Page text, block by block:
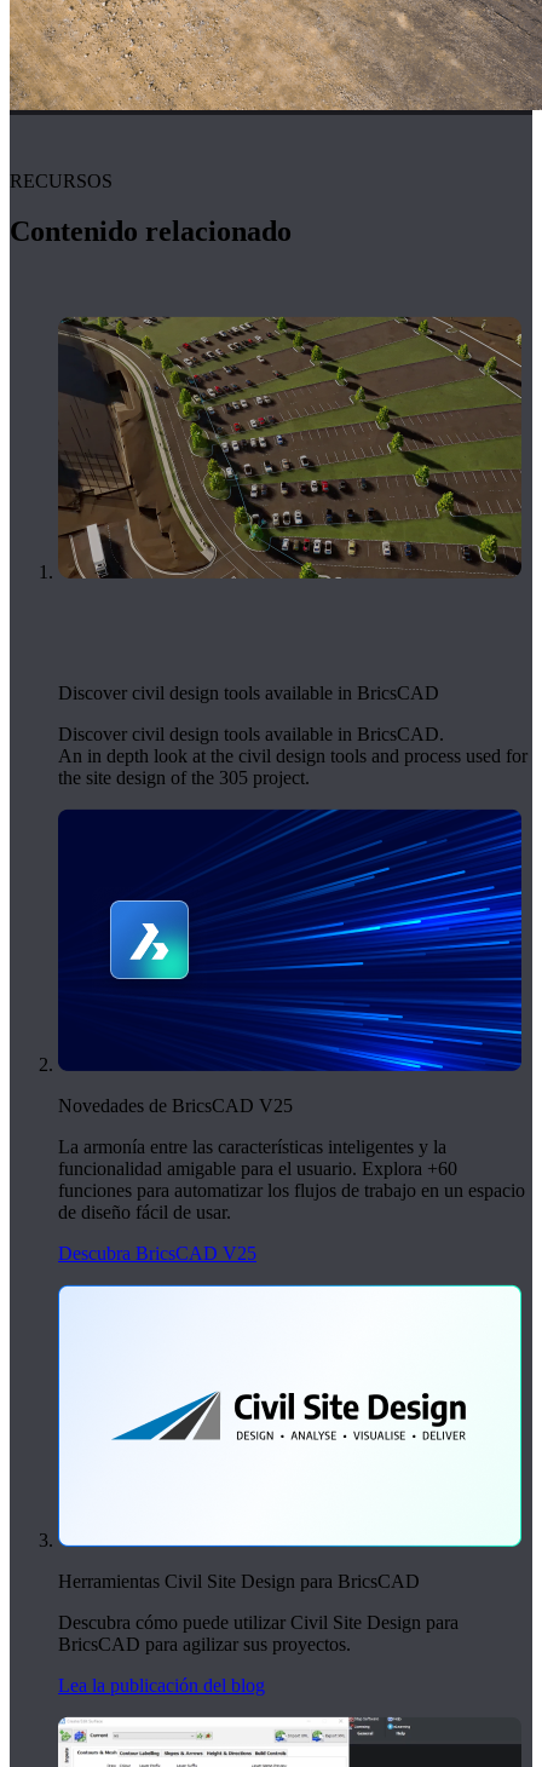
RECURSOS
Contenido relacionado
Discover civil design tools available in BricsCAD
Discover civil design tools available in BricsCAD.
An in depth look at the civil design tools and process used for
the site design of the 305 project.
Novedades de BricsCAD V25
La armonía entre las características inteligentes y la
funcionalidad amigable para el usuario. Explora +60
funciones para automatizar los flujos de trabajo en un espacio
de diseño fácil de usar.
Descubra BricsCAD V25
Herramientas Civil Site Design para BricsCAD
Descubra cómo puede utilizar Civil Site Design para
BricsCAD para agilizar sus proyectos.
Lea la publicación del blog